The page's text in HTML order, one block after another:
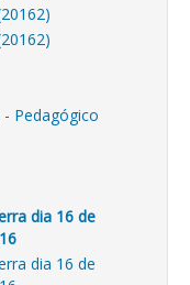
Pedagógico
dia 16 de
dia 16 de